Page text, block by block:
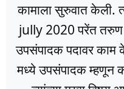
कामाला सुरुवात केली.
jully 2020 परेंत तरुण
उपसंपादक पदावर
मध्ये उपसंपादक म्हणून